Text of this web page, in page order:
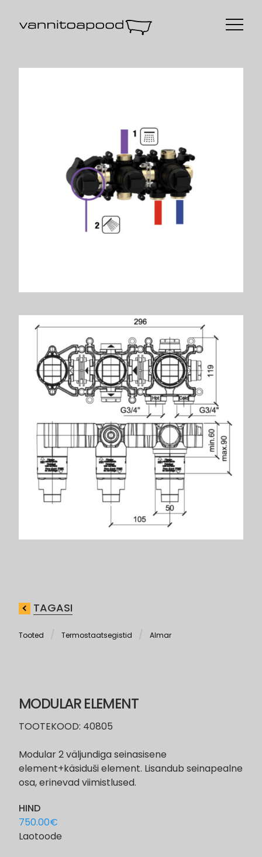
TAGASI
Tooted Termostaatsegistid Almar
MODULAR ELEMENT
TOOTEKOOD: 40805
Modular 2 väljundiga seinasisene
element+käsiduši element. Lisandub seinapealne
osa, erinevad viimistlused.
HIND
750.00€
Laotoode